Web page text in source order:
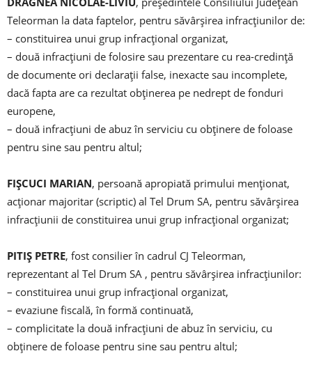
Teleorman la data faptelor, pentru săvârșirea infracțiunilor de:
– constituirea unui grup infracțional organizat,
– două infracțiuni de folosire sau prezentare cu rea-credință
de documente ori declarații false, inexacte sau incomplete,
dacă fapta are ca rezultat obținerea pe nedrept de fonduri
europene,
– două infracțiuni de abuz în serviciu cu obținere de foloase
pentru sine sau pentru altul;
FIȘCUCI MARIAN, persoană apropiată primului menționat,
acționar majoritar (scriptic) al Tel Drum SA, pentru săvârșirea
infracțiunii de constituirea unui grup infracțional organizat;
PITIȘ PETRE, fost consilier în cadrul CJ Teleorman,
reprezentant al Tel Drum SA , pentru săvârșirea infracțiunilor:
– constituirea unui grup infracțional organizat,
– evaziune fiscală, în formă continuată,
– complicitate la două infracțiuni de abuz în serviciu, cu
obținere de foloase pentru sine sau pentru altul;